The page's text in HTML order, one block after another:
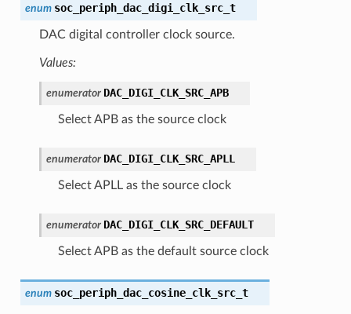
enum soc_periph_dac_digi_clk_src_t
DAC digital controller clock source.
Values:
enumerator DAC_DIGI_CLK_SRC_APB
Select APB as the source clock
enumerator DAC_DIGI_CLK_SRC_APLL
Select APLL as the source clock
enumerator DAC_DIGI_CLK_SRC_DEFAULT
Select APB as the default source clock
enum soc_periph_dac_cosine_clk_src_t